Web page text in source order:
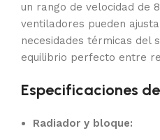
un rango de velocidad de
ventiladores pueden
necesidades térmicas del
equilibrio perfecto entre
Especificaciones
Radiador y bloque: